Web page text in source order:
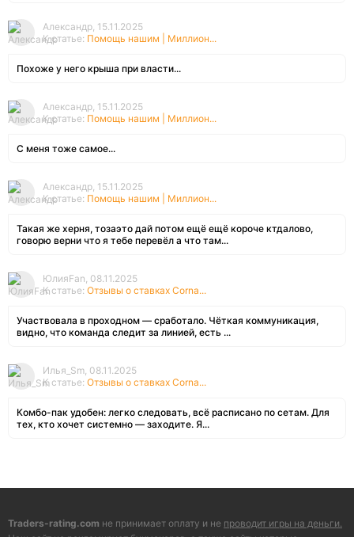
Александр, 15.11.2025
К статье: Помощь нашим | Миллион...
Похоже у него крыша при власти...
Александр, 15.11.2025
К статье: Помощь нашим | Миллион...
С меня тоже самое...
Александр, 15.11.2025
К статье: Помощь нашим | Миллион...
Такая же херня, тозаэто дай потом ещё ещё короче ктдалово,
говорю верни что я тебе перевёл а что там...
ЮлияFan, 08.11.2025
К статье: Отзывы о ставках Corna...
Участвовала в проходном — сработало. Чёткая коммуникация,
видно, что команда следит за линией, есть ...
Илья_Sm, 08.11.2025
К статье: Отзывы о ставках Corna...
Комбо-пак удобен: легко следовать, всё расписано по сетам. Для
тех, кто хочет системно — заходите. Я...
Traders-rating.com не принимает оплату и не проводит игры на деньги.